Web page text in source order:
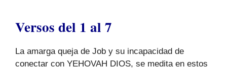
Versos del 1 al 7
La amarga queja de Job y su incapacidad de
conectar con YEHOVAH DIOS, se medita en estos